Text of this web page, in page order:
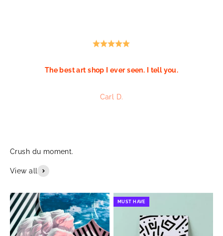
The best art shop I ever seen. I tell you.
Carl D.
View all
MUST HAVE